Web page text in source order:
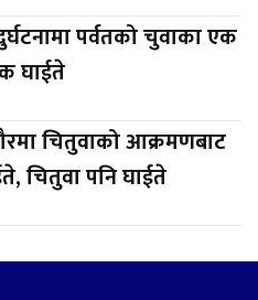
पर्वतको चुवाका एक
घाईते
चितुवाको आक्रमणबाट
चितुवा पनि घाईते